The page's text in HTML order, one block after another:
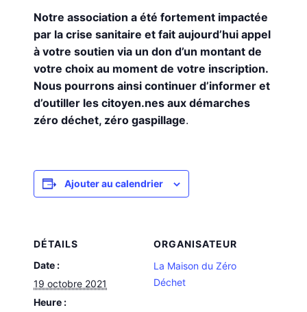
Notre association a été fortement impactée
par la crise sanitaire et fait aujourd’hui appel
à votre soutien via un don d’un montant de
votre choix au moment de votre inscription.
Nous pourrons ainsi continuer d’informer et
d’outiller les citoyen.nes aux démarches
zéro déchet, zéro gaspillage.
Ajouter au calendrier
DÉTAILS
Date :
19 octobre 2021
Heure :
ORGANISATEUR
La Maison du Zéro
Déchet